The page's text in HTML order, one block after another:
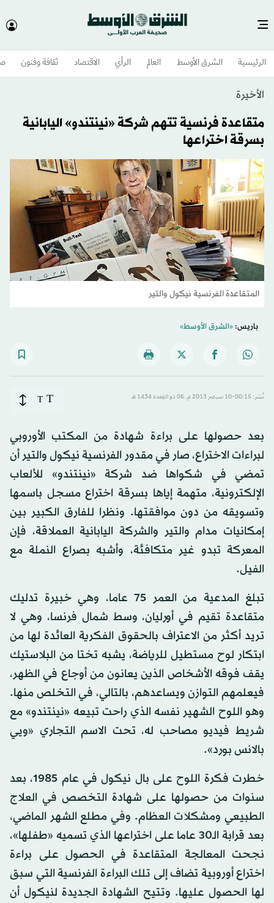
الرئيسية الشرق الأوسط​ العالم الرأي الاقتصاد ثقافة وفنون
الأخيرة
متقاعدة فرنسية تتهم شركة «نينتندو» اليابانية
بسرقة اختراعها
المتقاعدة الفرنسية نيكول والتير
باريس:«الشرق الأوسط»
نُشر: 00:15-10 سبتمبر 2013 م ـ 06 ذو القِعدة 1434 هـ T
T
بعد حصولها على براءة شهادة من المكتب الأوروبي
لبراءات الاختراع، صار في مقدور الفرنسية نيكول والتير أن
تمضي في شكواها ضد شركة «نينتندو» للألعاب
الإلكترونية، متهمة إياها بسرقة اختراع مسجل باسمها
وتسويقه من دون موافقتها. ونظرا للفارق الكبير بين
إمكانيات مدام والتير والشركة اليابانية العملاقة، فإن
المعركة تبدو غير متكافئة، وأشبه بصراع النملة مع
الفيل.
تبلغ المدعية من العمر 75 عاما، وهي خبيرة تدليك
متقاعدة تقيم في أورليان، وسط شمال فرنسا، وهي لا
تريد أكثر من الاعتراف بالحقوق الفكرية العائدة لها من
ابتكار لوح مستطيل للرياضة، يشبه تختا من البلاستيك
يقف فوقه الأشخاص الذين يعانون من أوجاع في الظهر،
فيعلمهم التوازن ويساعدهم، بالتالي، في التخلص منها.
وهو اللوح الشهير نفسه الذي راحت تبيعه «نينتندو» مع
شريط فيديو مصاحب له، تحت الاسم التجاري «ويي
بالانس بورد».
خطرت فكرة اللوح على بال نيكول في عام 1985، بعد
سنوات من حصولها على شهادة التخصص في العلاج
الطبيعي ومشكلات العظام. وفي مطلع الشهر الماضي،
بعد قرابة الـ30 عاما على اختراعها الذي تسميه «طفلها»،
نجحت المعالجة المتقاعدة في الحصول على براءة
اختراع أوروبية تضاف إلى تلك البراءة الفرنسية التي سبق
لها الحصول عليها. وتتيح الشهادة الجديدة لنيكول أن